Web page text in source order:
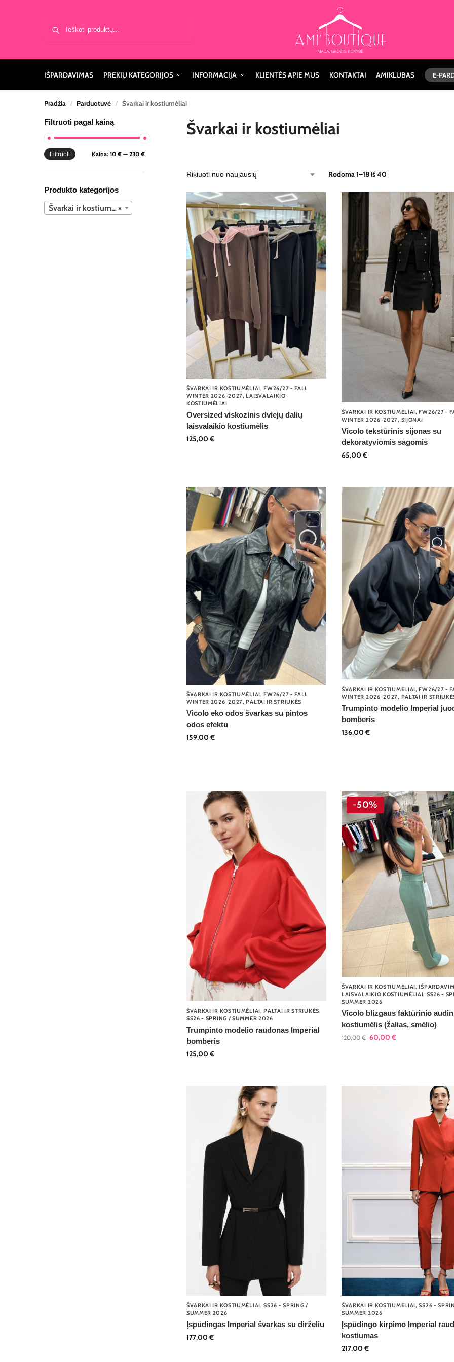
IŠPARDAVIMAS PREKIŲ KATEGORIJOS INFORMACIJA KLIENTĖS APIE MUS KONTAKTAI AMIKLUBAS E-
Pradžia / Parduotuvė / Švarkai ir kostiumėliai
Švarkai ir kostiumėliai
Rodoma 1–18 iš 40
ŠVARKAI IR KOSTIUMĖLIAI,FW26/27 - FALL
WINTER 2026-2027,LAISVALAIKIO
KOSTIUMĖLIAI
Oversized viskozinis dviejų dalių
laisvalaikio kostiumėlis
125,00 €
ŠVARKAI IR KOSTIUMĖLIAI,FW26/27 -
WINTER 2026-2027, SIJONAI
Vicolo tekstūrinis sijonas su
dekoratyviomis sagomis
65,00 €
ŠVARKAI IR KOSTIUMĖLIAI,FW26/27 - FALL
WINTER 2026-2027,PALTAI IR STRIUKĖS
Vicolo eko odos švarkas su pintos
odos efektu
159,00 €
ŠVARKAI IR KOSTIUMĖLIAI,FW26/27 -
WINTER 2026-2027, PALTAI IR
Trumpinto modelio Imperial
bomberis
136,00 €
ŠVARKAI IR KOSTIUMĖLIAI,PALTAI IR STRIUKĖS,
SS26 - SPRING / SUMMER 2026
Trumpinto modelio raudonas Imperial
bomberis
125,00 €
-50%
ŠVARKAI IR KOSTIUMĖLIAI,
LAISVALAIKIO KOSTIUMĖLIAI, SS26 -
SUMMER 2026
Vicolo blizgaus faktūrinio
kostiumėlis (žalias, smėlio)
120,00€ 60,00 €
ŠVARKAI IR KOSTIUMĖLIAI,SS26 - SPRING /
SUMMER 2026
Įspūdingas Imperial švarkas su dirželiu
177,00 €
ŠVARKAI IR KOSTIUMĖLIAI,SS26 -
SUMMER 2026
Įspūdingo kirpimo Imperial
kostiumas
217,00 €
Filtruoti pagal kainą
Filtruoti Kaina: 10 €— 230 €
Produkto kategorijos
×
Švarkai ir kostiumėliai